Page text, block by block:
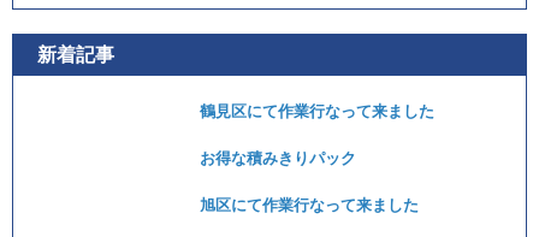
新着記事
鶴見区にて作業行なって来ました
お得な積みきりパック
旭区にて作業行なって来ました